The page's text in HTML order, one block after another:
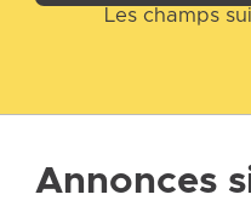
Les champs
Annonces